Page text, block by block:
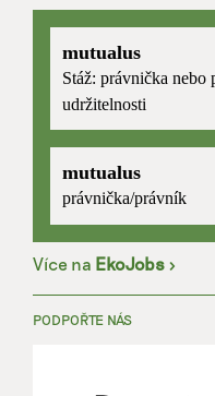
mutualus
Stáž: právnička nebo
udržitelnosti
mutualus
právnička/právník
Více na EkoJobs >
PODPOŘTE NÁS